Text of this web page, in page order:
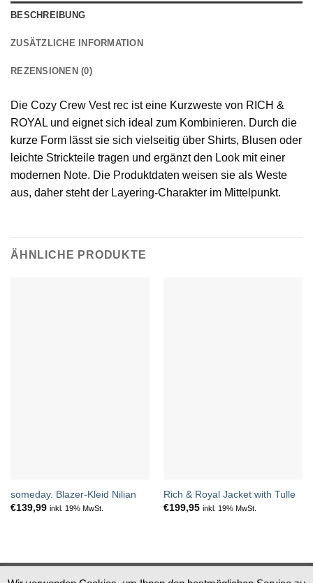
BESCHREIBUNG
ZUSÄTZLICHE INFORMATION
REZENSIONEN (0)
Die Cozy Crew Vest rec ist eine Kurzweste von RICH &
ROYAL und eignet sich ideal zum Kombinieren. Durch die
kurze Form lässt sie sich vielseitig über Shirts, Blusen oder
leichte Strickteile tragen und ergänzt den Look mit einer
modernen Note. Die Produktdaten weisen sie als Weste
aus, daher steht der Layering-Charakter im Mittelpunkt.
ÄHNLICHE PRODUKTE
someday. Blazer-Kleid Nilian
€139,99 inkl. 19% MwSt.
Rich & Royal Jacket with Tulle
€199,95 inkl. 19% MwSt.